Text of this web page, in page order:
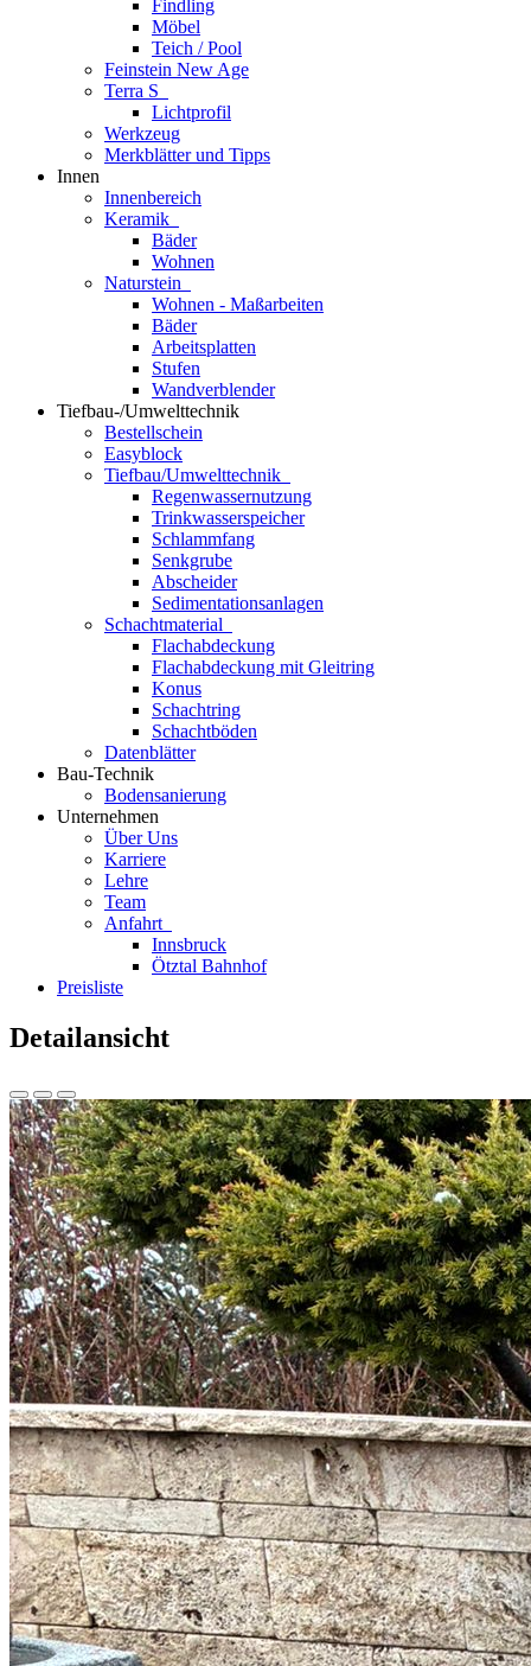
Findling
Möbel
Teich / Pool
Feinstein New Age
Terra S
Lichtprofil
Werkzeug
Merkblätter und Tipps
Innen
Innenbereich
Keramik
Bäder
Wohnen
Naturstein
Wohnen - Maßarbeiten
Bäder
Arbeitsplatten
Stufen
Wandverblender
Tiefbau-/Umwelttechnik
Bestellschein
Easyblock
Tiefbau/Umwelttechnik
Regenwassernutzung
Trinkwasserspeicher
Schlammfang
Senkgrube
Abscheider
Sedimentationsanlagen
Schachtmaterial
Flachabdeckung
Flachabdeckung mit Gleitring
Konus
Schachtring
Schachtböden
Datenblätter
Bau-Technik
Bodensanierung
Unternehmen
Über Uns
Karriere
Lehre
Team
Anfahrt
Innsbruck
Ötztal Bahnhof
Preisliste
Detailansicht